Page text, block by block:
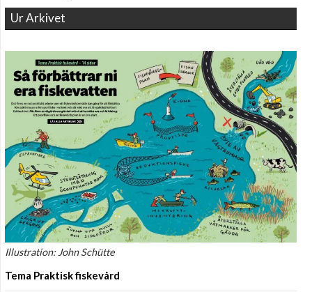
Ur Arkivet
Illustration: John Schütte
Tema Praktisk fiskevård